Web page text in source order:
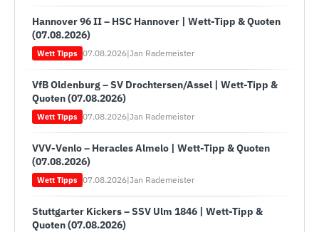
Hannover 96 II – HSC Hannover | Wett-Tipp & Quoten
(07.08.2026)
Wett Tipps 07.08.2026|Jan Rademeister
VfB Oldenburg – SV Drochtersen/Assel | Wett-Tipp &
Quoten (07.08.2026)
Wett Tipps 07.08.2026|Jan Rademeister
VVV-Venlo – Heracles Almelo | Wett-Tipp & Quoten
(07.08.2026)
Wett Tipps 07.08.2026|Jan Rademeister
Stuttgarter Kickers – SSV Ulm 1846 | Wett-Tipp &
Quoten (07.08.2026)